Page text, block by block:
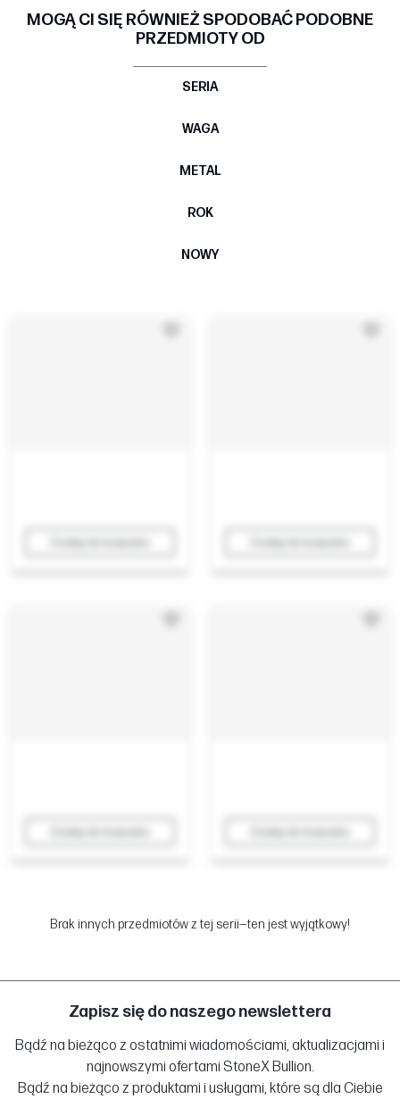
MOGĄ CI SIĘ RÓWNIEŻ SPODOBAĆ PODOBNE
PRZEDMIOTY OD
SERIA
WAGA
METAL
ROK
NOWY
Brak innych przedmiotów z tej serii—ten jest wyjątkowy!
Zapisz się do naszego newslettera
Bądź na bieżąco z ostatnimi wiadomościami, aktualizacjami i
najnowszymi ofertami StoneX Bullion.
Bądź na bieżąco z produktami i usługami, które są dla Ciebie